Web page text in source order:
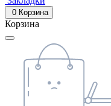
0 Корзина
Корзина